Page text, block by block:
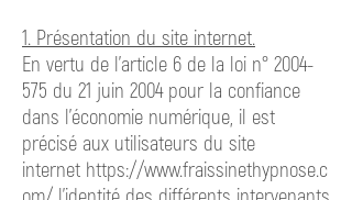
1. Présentation du site internet.
En vertu de l'article 6 de la loi n° 2004-
575 du 21 juin 2004 pour la confiance
dans l'économie numérique, il est
précisé aux utilisateurs du site
internet https://www.fraissinethypnose.c